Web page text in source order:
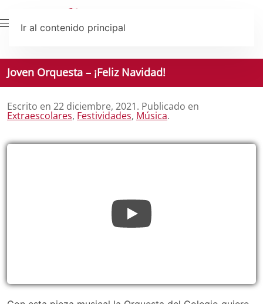
Ir al contenido principal
Joven Orquesta – ¡Feliz Navidad!
Escrito en 22 diciembre, 2021. Publicado en
Extraescolares, Festividades, Música.